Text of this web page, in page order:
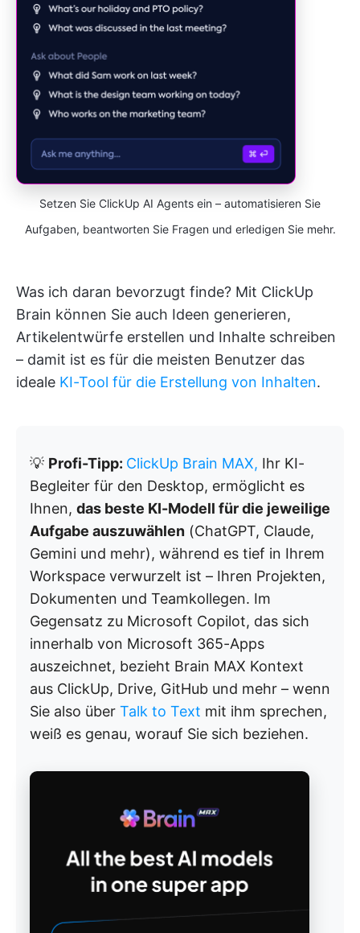
Setzen Sie ClickUp AI Agents ein – automatisieren Sie
Aufgaben, beantworten Sie Fragen und erledigen Sie mehr.
Was ich daran bevorzugt finde? Mit ClickUp
Brain können Sie auch Ideen generieren,
Artikelentwürfe erstellen und Inhalte schreiben
– damit ist es für die meisten Benutzer das
ideale KI-Tool für die Erstellung von Inhalten.
💡 Profi-Tipp: ClickUp Brain MAX, Ihr KI-
Begleiter für den Desktop, ermöglicht es
Ihnen, das beste KI-Modell für die jeweilige
Aufgabe auszuwählen (ChatGPT, Claude,
Gemini und mehr), während es tief in Ihrem
Workspace verwurzelt ist – Ihren Projekten,
Dokumenten und Teamkollegen. Im
Gegensatz zu Microsoft Copilot, das sich
innerhalb von Microsoft 365-Apps
auszeichnet, bezieht Brain MAX Kontext
aus ClickUp, Drive, GitHub und mehr – wenn
Sie also über Talk to Text mit ihm sprechen,
weiß es genau, worauf Sie sich beziehen.